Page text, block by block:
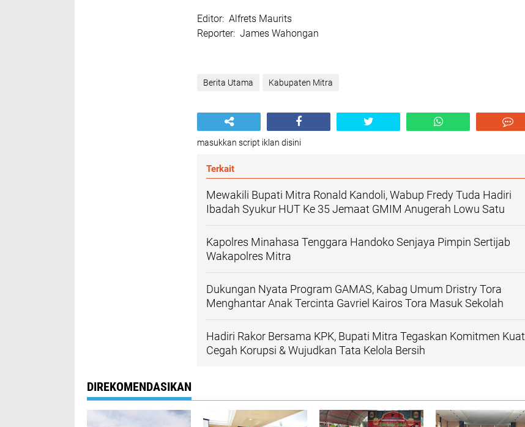
Editor: Alfrets Maurits
Reporter: James Wahongan
Berita Utama Kabupaten Mitra
masukkan script iklan disini
Terkait
Mewakili Bupati Mitra Ronald Kandoli, Wabup Fredy Tuda Hadiri
Ibadah Syukur HUT Ke 35 Jemaat GMIM Anugerah Lowu Satu
Kapolres Minahasa Tenggara Handoko Senjaya Pimpin Sertijab
Wakapolres Mitra
Dukungan Nyata Program GAMAS, Kabag Umum Dristry Tora
Menghantar Anak Tercinta Gavriel Kairos Tora Masuk Sekolah
Hadiri Rakor Bersama KPK, Bupati Mitra Tegaskan Komitmen Kuat
Cegah Korupsi & Wujudkan Tata Kelola Bersih
DIREKOMENDASIKAN